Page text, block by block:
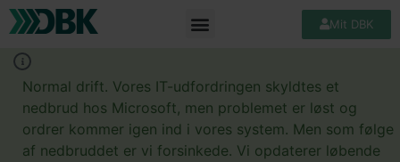
Mit DBK
Normal drift. Vores IT-udfordringen skyldtes et
nedbrud hos Microsoft, men problemet er løst og
ordrer kommer igen ind i vores system. Men som følge
af nedbruddet er vi forsinkede. Vi opdaterer løbende